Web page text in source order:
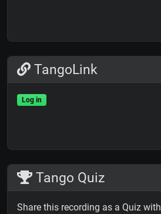
TangoLink
Log in
Tango Quiz
Share this recording as a Quiz with